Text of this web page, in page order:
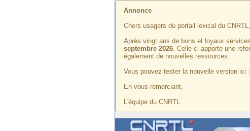
Annonce
Chers usagers du portail lexical du CNRTL,
Après vingt ans de bons et loyaux
septembre 2026. Celle-ci apporte une
également de nouvelles ressources.
Vous pouvez tester la nouvelle version ici :
En vous remerciant,
L'équipe du CNRTL